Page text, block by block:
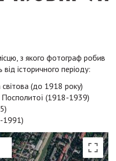
з якого фотограф робив
історичного періоду:
світова (до 1918 року)
Посполитої (1918-1939)
1991)